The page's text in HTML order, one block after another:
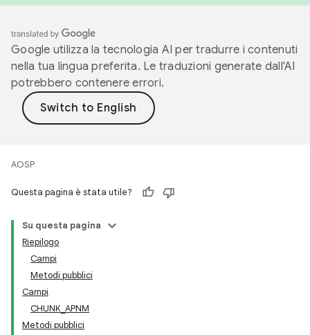
Google utilizza la tecnologia AI per tradurre i contenuti
nella tua lingua preferita. Le traduzioni generate dall'AI
potrebbero contenere errori.
AOSP
Questa pagina è stata utile?
Su questa pagina
Riepilogo
Campi
Metodi pubblici
Campi
CHUNK_APNM
Metodi pubblici